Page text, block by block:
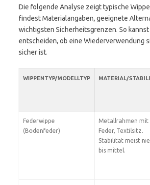
Die folgende Analyse zeigt typische
findest Materialangaben, geeignete
wichtigsten Sicherheitsgrenzen. So
entscheiden, ob eine Wiederverwendung
sicher ist.
WIPPENTYP/MODELLTYP MATERIAL/
Federwippe
(Bodenfeder)
Metallrahmen mit
Feder, Textilsitz.
Stabilität meist
bis mittel.